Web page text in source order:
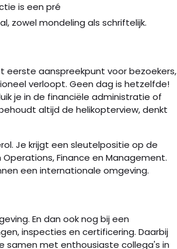
is een pré
zowel mondeling als schriftelijk.
eerste aanspreekpunt voor bezoekers,
verloopt. Geen dag is hetzelfde!
je in de financiële administratie of
altijd de helikopterview, denkt
Je krijgt een sleutelpositie op de
Finance en Management.
een internationale omgeving.
En dan ook nog bij een
inspecties en certificering. Daarbij
samen met enthousiaste collega's in